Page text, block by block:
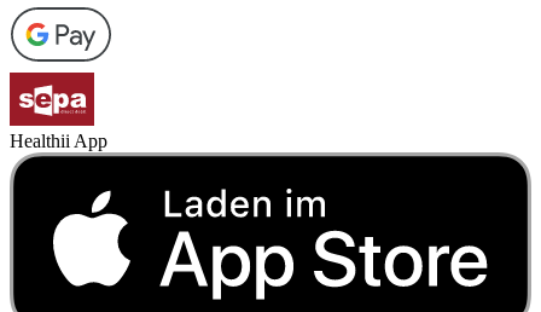
Healthii App